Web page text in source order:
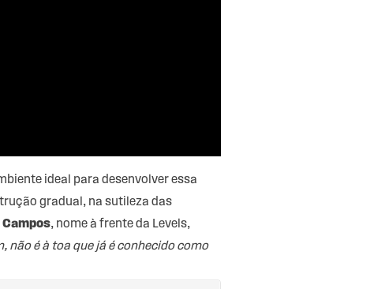
ideal para desenvolver essa
gradual, na sutileza das
Campos, nome à frente da Levels,
não é à toa que já é conhecido como